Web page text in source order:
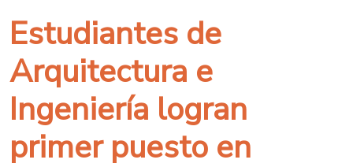
Estudiantes de
Arquitectura e
Ingeniería logran
primer puesto en